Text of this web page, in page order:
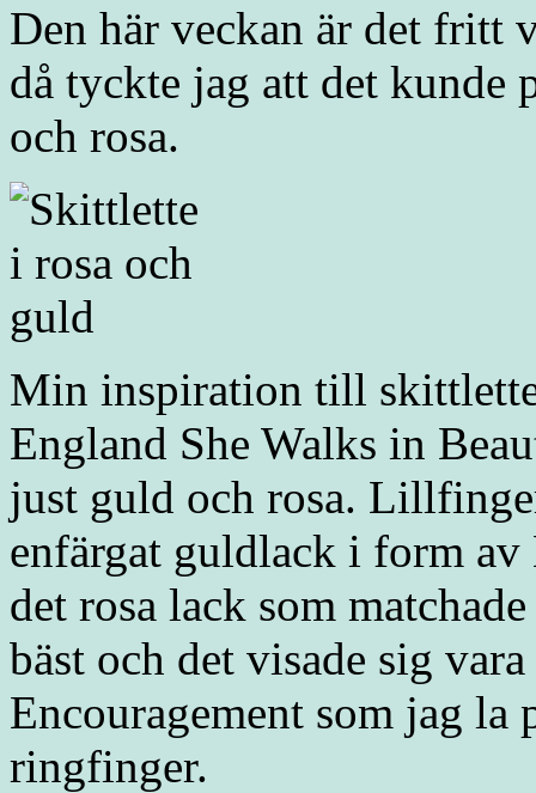
Den här veckan är det fritt
då tyckte jag att det kunde
och rosa.
Min inspiration till
England She Walks in
just guld och rosa.
enfärgat guldlack i form
det rosa lack som
bäst och det visade sig
Encouragement som jag la
ringfinger.